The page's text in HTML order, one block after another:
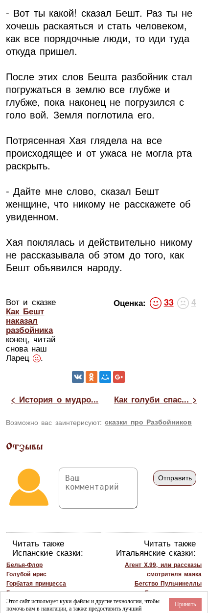
- Вот ты какой! сказал Бешт. Раз ты не
хочешь раскаяться и стать человеком,
как все порядочные люди, то иди туда
откуда пришел.
После этих слов Бешта разбойник стал
погружаться в землю все глубже и
глубже, пока наконец не погрузился с
голо вой. Земля поглотила его.
Потрясенная Хая глядела на все
происходящее и от ужаса не могла рта
раскрыть.
- Дайте мне слово, сказал Бешт
женщине, что никому не расскажете об
увиденном.
Хая поклялась и действительно никому
не рассказывала об этом до того, как
Бешт объявился народу.
Вот и сказке
Как Бешт
наказал
разбойника
конец, читай
снова наш
Ларец .
Оценка: 33 4
< История о мудро... Как голуби спас... >
Возможно вас заинтерисуют:сказки про Разбойников
Отзывы
Читать также
Испанские сказки:
Белья-Флор
Голубой ирис
Горбатая принцесса
Горошинка
Горшочек мeда
Читать также
Итальянские сказки:
Агент X.99, или рассказы
смотрителя маяка
Бегство Пульчинеллы
Большая морковка
Бриф! Бруф! Браф!
В чем люди одинаковы
Этот сайт использует куки-файлы и другие технологии, чтобы
помочь вам в навигации, а также предоставить лучший
Принять